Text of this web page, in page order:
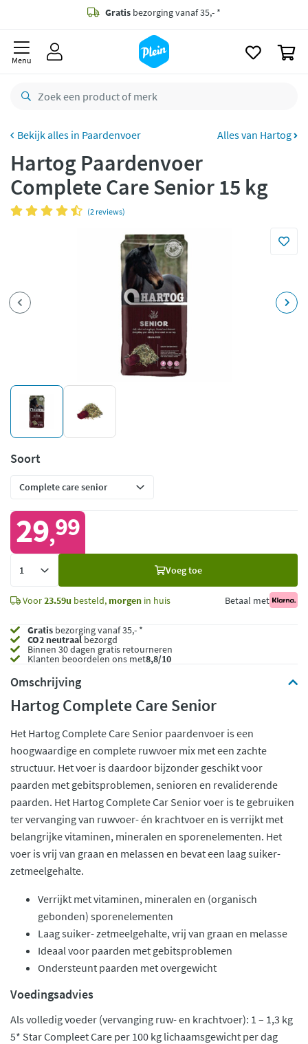
Gratis bezorging vanaf 35,- *
besteld,
retourneren
Betaal met Klarna
Menu
Paardenvoer Alles van Hartog
Hartog Paardenvoer
Complete Care Senior 15 kg
(2 reviews)
Soort
29,99
Voeg toe
Voor23.59u besteld, morgen in huis Betaal met
Gratis bezorging vanaf 35,- *
CO2 neutraalbezorgd
Binnen 30 dagen gratis retourneren
Klanten beoordelen ons met8,8/10
Omschrijving
Hartog Complete Care Senior
Het Hartog Complete Care Senior paardenvoer is een
hoogwaardige en complete ruwvoer mix met een zachte
structuur. Het voer is daardoor bijzonder geschikt voor
paarden met gebitsproblemen, senioren en revaliderende
paarden. Het Hartog Complete Car Senior voer is te gebruiken
ter vervanging van ruwvoer- én krachtvoer en is verrijkt met
belangrijke vitaminen, mineralen en sporenelementen. Het
voer is vrij van graan en melassen en bevat een laag suiker-
zetmeelgehalte.
Verrijkt met vitaminen, mineralen en (organisch
gebonden) sporenelementen
Laag suiker- zetmeelgehalte, vrij van graan en melasse
Ideaal voor paarden met gebitsproblemen
Ondersteunt paarden met overgewicht
Voedingsadvies
Als volledig voeder (vervanging ruw- en krachtvoer): 1 – 1,3 kg
5* Star Compleet Care per 100 kg lichaamsgewicht per dag